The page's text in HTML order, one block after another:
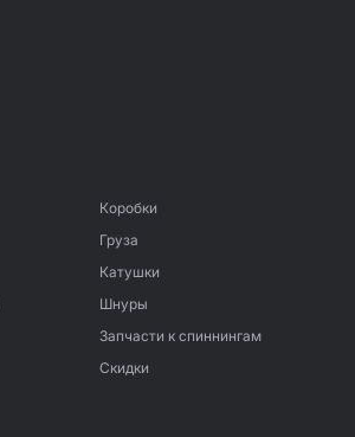
Коробки
Груза
Катушки
Шнуры
Запчасти к спиннингам
Скидки